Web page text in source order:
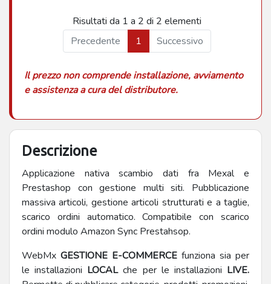
Risultati da 1 a 2 di 2 elementi
Precedente
1 Successivo
Il prezzo non comprende installazione, avviamento
e assistenza a cura del distributore.
Descrizione
Applicazione nativa scambio dati fra Mexal e
Prestashop con gestione multi siti. Pubblicazione
massiva articoli, gestione articoli strutturati e a taglie,
scarico ordini automatico. Compatibile con scarico
ordini modulo Amazon Sync Prestahsop.
WebMx GESTIONE E-COMMERCE funziona sia per
le installazioni LOCALche per le installazioni LIVE.